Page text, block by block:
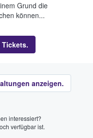
Grund die
können...
Tickets.
anzeigen.
interessiert?
verfügbar ist.